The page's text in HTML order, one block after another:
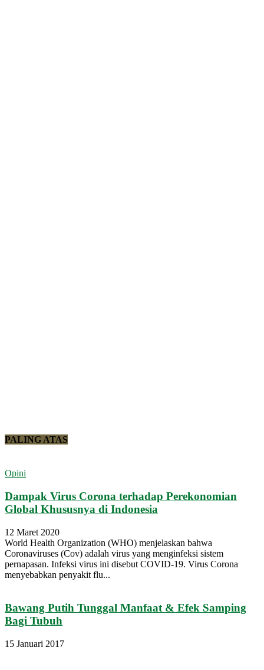
PALING ATAS
Opini
Dampak Virus Corona terhadap Perekonomian
Global Khususnya di Indonesia
12 Maret 2020
World Health Organization (WHO) menjelaskan bahwa
Coronaviruses (Cov) adalah virus yang menginfeksi sistem
pernapasan. Infeksi virus ini disebut COVID-19. Virus Corona
menyebabkan penyakit flu...
Bawang Putih Tunggal Manfaat & Efek Samping
Bagi Tubuh
15 Januari 2017